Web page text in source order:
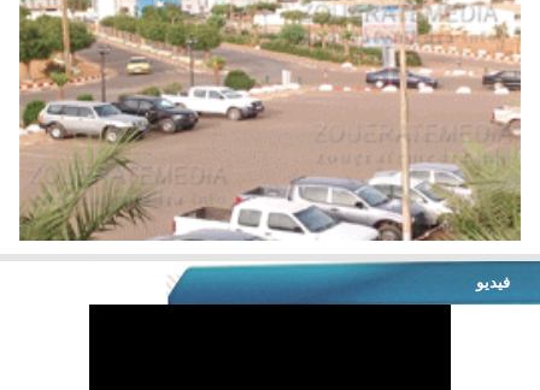
فيديو